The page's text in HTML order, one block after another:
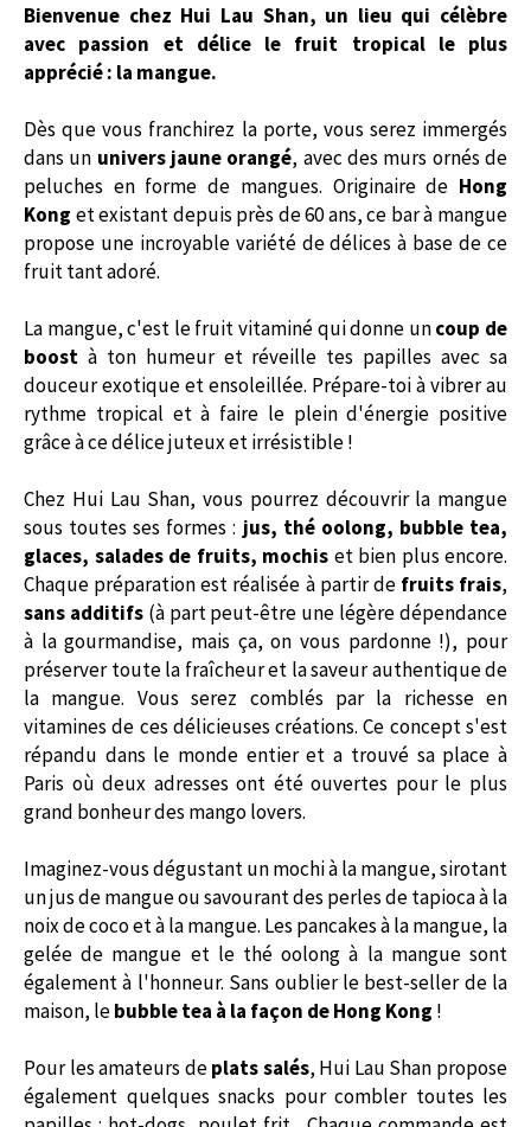
Bienvenue chez Hui Lau Shan, un lieu qui célèbre
avec passion et délice le fruit tropical le plus
apprécié : la mangue.
Dès que vous franchirez la porte, vous serez immergés
dans un univers jaune orangé, avec des murs ornés de
peluches en forme de mangues. Originaire de Hong
Kong et existant depuis près de 60 ans, ce bar à mangue
propose une incroyable variété de délices à base de ce
fruit tant adoré.
La mangue, c'est le fruit vitaminé qui donne uncoup de
boost à ton humeur et réveille tes papilles avec sa
douceur exotique et ensoleillée. Prépare-toi à vibrer au
rythme tropical et à faire le plein d'énergie positive
grâce à ce délice juteux et irrésistible !
Chez Hui Lau Shan, vous pourrez découvrir la mangue
sous toutes ses formes : jus, thé oolong, bubble tea,
glaces, salades de fruits, mochis et bien plus encore.
Chaque préparation est réalisée à partir de fruits frais,
sans additifs(à part peut-être une légère dépendance
à la gourmandise, mais ça, on vous pardonne !), pour
préserver toute la fraîcheur et la saveur authentique de
la mangue. Vous serez comblés par la richesse en
vitamines de ces délicieuses créations. Ce concept s'est
répandu dans le monde entier et a trouvé sa place à
Paris où deux adresses ont été ouvertes pour le plus
grand bonheur des mango lovers.
Imaginez-vous dégustant un mochi à la mangue, sirotant
un jus de mangue ou savourant des perles de tapioca à la
noix de coco et à la mangue. Les pancakes à la mangue, la
gelée de mangue et le thé oolong à la mangue sont
également à l'honneur. Sans oublier le best-seller de la
maison, lebubble tea à la façon de Hong Kong !
Pour les amateurs deplats salés, Hui Lau Shan propose
également quelques snacks pour combler toutes les